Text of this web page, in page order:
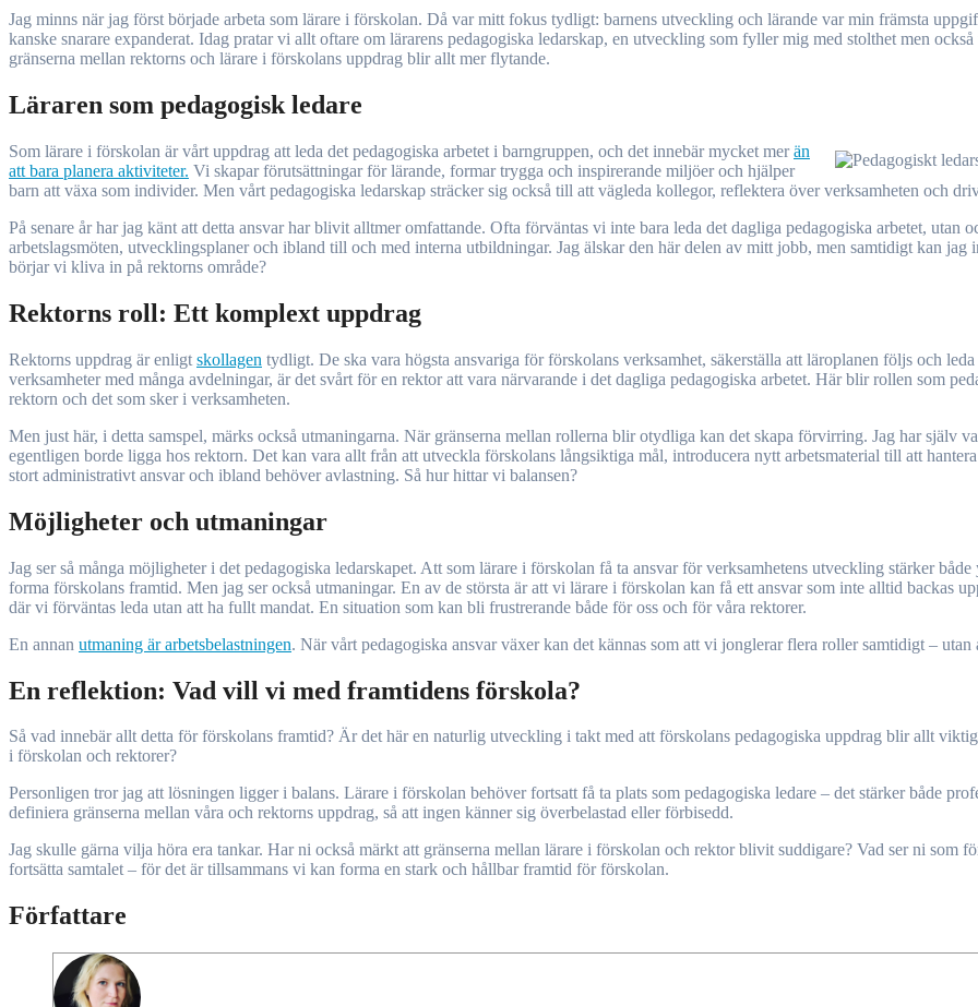
Jag minns när jag först började arbeta som lärare i förskolan. Då var mitt fokus tydligt: barnens utveckling och lärande var min främsta uppgift. Jag har märkt att rollen för lärare i förskolan har förändrats – eller
kanske snarare expanderat. Idag pratar vi allt oftare om lärarens pedagogiska ledarskap, en utveckling som fyller mig med stolthet men
gränserna mellan rektorns och lärare i förskolans uppdrag blir allt mer flytande.
Läraren som pedagogisk ledare
Som lärare i förskolan är vårt uppdrag att leda det pedagogiska arbetet i barngruppen, och det innebär mycket merän
att bara planera aktiviteter. Vi skapar förutsättningar för lärande, formar trygga och inspirerande miljöer och hjälper
barn att växa som individer. Men vårt pedagogiska ledarskap sträcker sig också till att vägleda kollegor, reflektera över verksamheten och
På senare år har jag känt att detta ansvar har blivit alltmer omfattande. Ofta förväntas vi inte bara leda det dagliga pedagogiska arbetet, utan
arbetslagsmöten, utvecklingsplaner och ibland till och med interna utbildningar. Jag älskar den här delen av mitt jobb, men samtidigt kan
börjar vi kliva in på rektorns område?
Rektorns roll: Ett komplext uppdrag
Rektorns uppdrag är enligt skollagen tydligt. De ska vara högsta ansvariga för förskolans verksamhet, säkerställa att läroplanen följs och
verksamheter med många avdelningar, är det svårt för en rektor att vara närvarande i det dagliga pedagogiska arbetet. Här blir rollen som
rektorn och det som sker i verksamheten.
Men just här, i detta samspel, märks också utmaningarna. När gränserna mellan rollerna blir otydliga kan det skapa förvirring. Jag har själv
egentligen borde ligga hos rektorn. Det kan vara allt från att utveckla förskolans långsiktiga mål, introducera nytt arbetsmaterial till att
stort administrativt ansvar och ibland behöver avlastning. Så hur hittar vi balansen?
Möjligheter och utmaningar
Jag ser så många möjligheter i det pedagogiska ledarskapet. Att som lärare i förskolan få ta ansvar för verksamhetens utveckling stärker
forma förskolans framtid. Men jag ser också utmaningar. En av de största är att vi lärare i förskolan kan få ett ansvar som inte alltid backas
där vi förväntas leda utan att ha fullt mandat. En situation som kan bli frustrerande både för oss och för våra rektorer.
En annan utmaning är arbetsbelastningen. När vårt pedagogiska ansvar växer kan det kännas som att vi jonglerar flera roller samtidigt –
En reflektion: Vad vill vi med framtidens förskola?
Så vad innebär allt detta för förskolans framtid? Är det här en naturlig utveckling i takt med att förskolans pedagogiska uppdrag blir allt
i förskolan och rektorer?
Personligen tror jag att lösningen ligger i balans. Lärare i förskolan behöver fortsatt få ta plats som pedagogiska ledare – det stärker både
definiera gränserna mellan våra och rektorns uppdrag, så att ingen känner sig överbelastad eller förbisedd.
Jag skulle gärna vilja höra era tankar. Har ni också märkt att gränserna mellan lärare i förskolan och rektor blivit suddigare? Vad ser ni som
fortsätta samtalet – för det är tillsammans vi kan forma en stark och hållbar framtid för förskolan.
Författare